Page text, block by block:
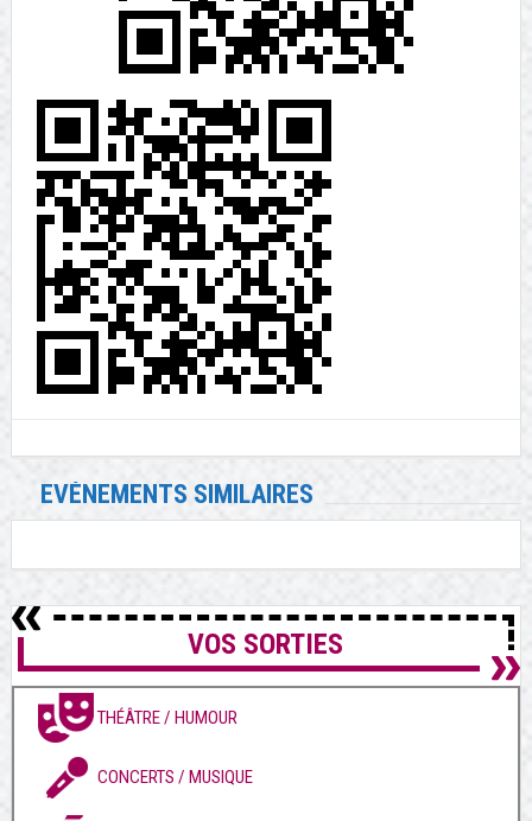
EVÉNEMENTS SIMILAIRES
VOS SORTIES
THÉÂTRE / HUMOUR
CONCERTS / MUSIQUE